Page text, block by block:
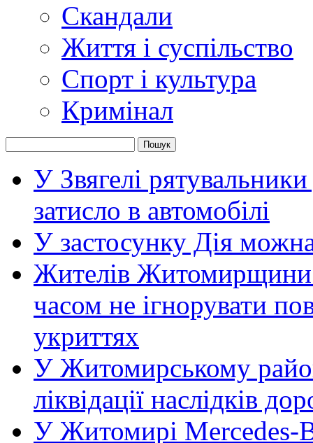
Скандали
Життя і суспільство
Спорт і культура
Кримінал
У Звягелі
затисло в автомобілі
У застосунку Дія
Жителів Житомирщини
часом не ігнорувати
укриттях
У Житомирському
ліквідації наслідків
У Житомирі Mercedes-